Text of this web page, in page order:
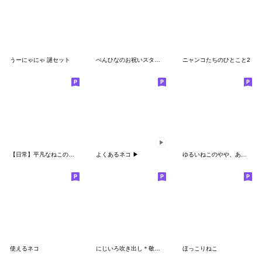
うーにゃにゃ 謎セット ぺんひなのお祝いスタンプだよ ニャンコたちのひとこと2
よくあるネコ ▶
使えるネコ ほっこりねこ